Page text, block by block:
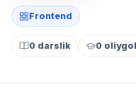
Frontend
0 darslik 0